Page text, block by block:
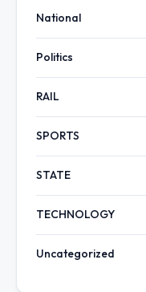
National
Politics
RAIL
SPORTS
STATE
TECHNOLOGY
Uncategorized